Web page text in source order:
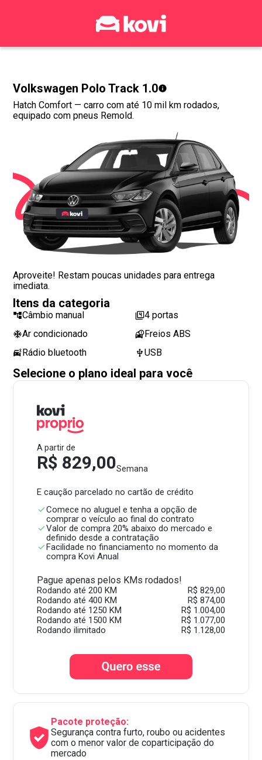
Volkswagen Polo Track 1.0
Hatch Comfort — carro com até 10 mil km rodados,
equipado com pneus Remold.
Aproveite! Restam poucas unidades para entrega
imediata.
Itens da categoria
Câmbio manual
4 portas
Ar condicionado
Freios ABS
Rádio bluetooth
USB
Selecione o plano ideal para você
A partir de
R$ 829,00Semana
E caução parcelado no cartão de crédito
Comece no aluguel e tenha a opção de
comprar o veículo ao final do contrato
Valor de compra 20% abaixo do mercado e
definido desde a contratação
Facilidade no financiamento no momento da
compra Kovi Anual
Pague apenas pelos KMs rodados!
Rodando até 200 KM
R$ 829,00
Rodando até 400 KM
R$ 874,00
Rodando até 1250 KM
R$ 1.004,00
Rodando até 1500 KM
R$ 1.077,00
Rodando ilimitado
R$ 1.128,00
Pacote proteção:
Segurança contra furto, roubo ou acidentes
com o menor valor de coparticipação do
mercado